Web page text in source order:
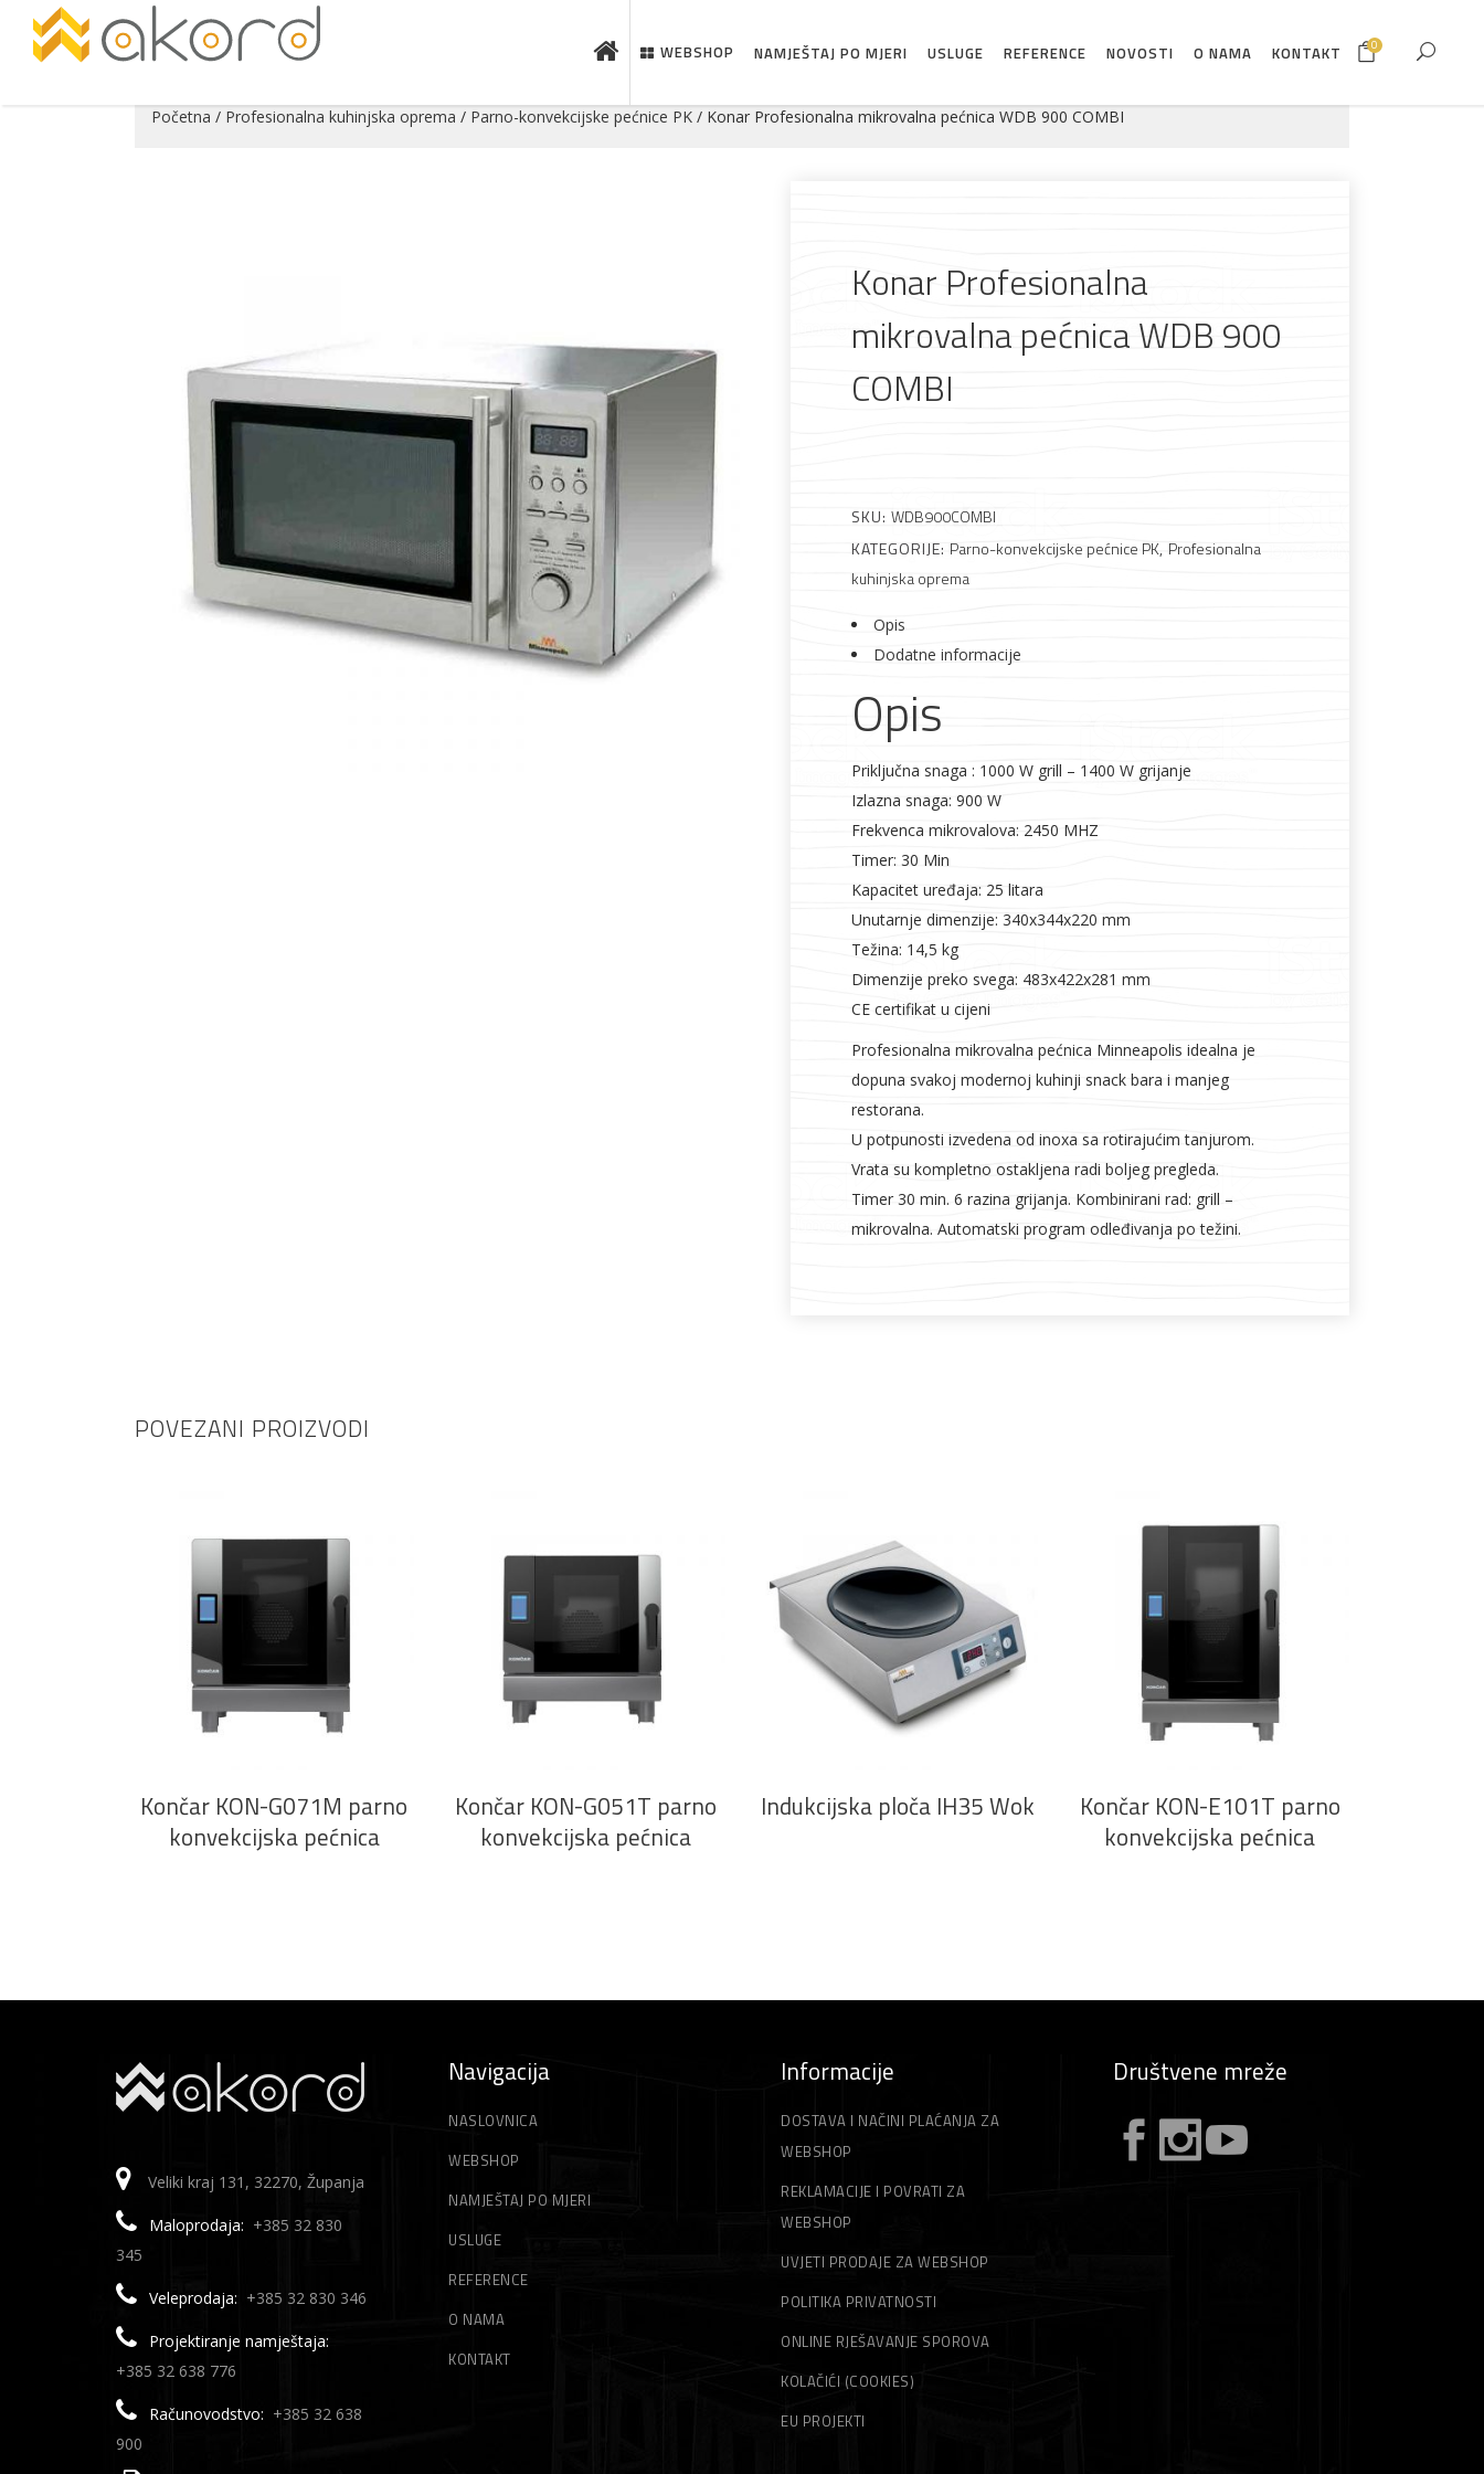
Pogledajte što je novo u ponudi
AKCIJA! Pločasti
materijali
Alati i pribor Vrt i okućnica Rasvjeta
Elektromaterijal Vijčana roba
WEBSHOP NAMJEŠTAJ PO MJERI USLUGE REFERENCE NOVOSTI O NAMA KONTAKT 0
Početna / Profesionalna kuhinjska oprema / Parno-konvekcijske pećnice PK / Konar Profesionalna mikrovalna pećnica WDB 900 COMBI
Konar Profesionalna
mikrovalna pećnica WDB 900
COMBI
SKU: WDB900COMBI
KATEGORIJE: Parno-konvekcijske pećnice PK, Profesionalna
kuhinjska oprema
Opis
Dodatne informacije
Opis
Priključna snaga : 1000 W grill – 1400 W grijanje
Izlazna snaga: 900 W
Frekvenca mikrovalova: 2450 MHZ
Timer: 30 Min
Kapacitet uređaja: 25 litara
Unutarnje dimenzije: 340x344x220 mm
Težina: 14,5 kg
Dimenzije preko svega: 483x422x281 mm
CE certifikat u cijeni
Profesionalna mikrovalna pećnica Minneapolis idealna je
dopuna svakoj modernoj kuhinji snack bara i manjeg
restorana.
U potpunosti izvedena od inoxa sa rotirajućim tanjurom.
Vrata su kompletno ostakljena radi boljeg pregleda.
Timer 30 min. 6 razina grijanja. Kombinirani rad: grill –
mikrovalna. Automatski program odleđivanja po težini.
POVEZANI PROIZVODI
PROČITAJ VIŠE
Končar KON-G071M parno
konvekcijska pećnica
PROČITAJ VIŠE
Končar KON-G051T parno
konvekcijska pećnica
PROČITAJ VIŠE
Indukcijska ploča IH35 Wok
PROČITAJ VIŠE
Končar KON-E101T parno
konvekcijska pećnica
Veliki kraj 131, 32270, Županja
Maloprodaja: +385 32 830
345
Veleprodaja: +385 32 830 346
Projektiranje namještaja:
+385 32 638 776
Računovodstvo: +385 32 638
900
Navigacija
NASLOVNICA
WEBSHOP
NAMJEŠTAJ PO MJERI
USLUGE
REFERENCE
O NAMA
KONTAKT
Informacije
DOSTAVA I NAČINI PLAĆANJA ZA
WEBSHOP
REKLAMACIJE I POVRATI ZA
WEBSHOP
UVJETI PRODAJE ZA WEBSHOP
POLITIKA PRIVATNOSTI
ONLINE RJEŠAVANJE SPOROVA
KOLAČIĆI (COOKIES)
EU PROJEKTI
Društvene mreže